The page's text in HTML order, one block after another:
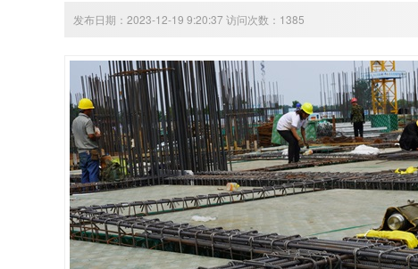
发布日期：2023-12-19 9:20:37 访问次数：1385